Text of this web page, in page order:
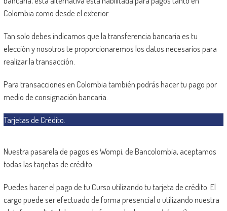
Colombia como desde el exterior.
Tan solo debes indicarnos que la transferencia bancaria es tu
elección y nosotros te proporcionaremos los datos necesarios para
realizar la transacción.
Para transacciones en Colombia también podrás hacer tu pago por
medio de consignación bancaria.
Tarjetas de Crédito.
Nuestra pasarela de pagos es Wompi, de Bancolombia, aceptamos
todas las tarjetas de crédito.
Puedes hacer el pago de tu Curso utilizando tu tarjeta de crédito. El
cargo puede ser efectuado de forma presencial o utilizando nuestra